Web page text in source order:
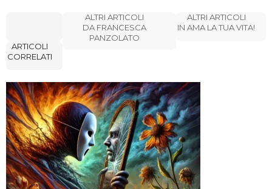
ARTICOLI
CORRELATI
ALTRI ARTICOLI
DA FRANCESCA
PANZOLATO
ALTRI ARTICOLI
IN AMA LA TUA VITA!